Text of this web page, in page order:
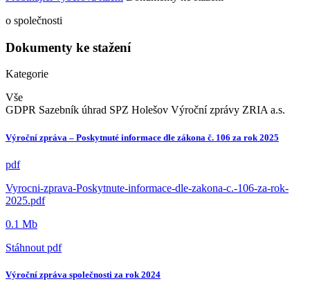
o společnosti
Dokumenty ke stažení
Kategorie
Vše
GDPR Sazebník úhrad SPZ Holešov Výroční zprávy ZRIA a.s.
Výroční zpráva – Poskytnuté informace dle zákona č. 106 za rok 2025
pdf
Vyrocni-zprava-Poskytnute-informace-dle-zakona-c.-106-za-rok-
2025.pdf
0.1 Mb
Stáhnout pdf
Výroční zpráva společnosti za rok 2024